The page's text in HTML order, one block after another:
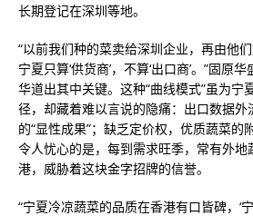
长期登记在深圳等地。
“以前我们种的菜卖给深圳企业，再由他
宁夏只算‘供货商’，不算‘出口商’。”固原
华道出其中关键。这种“曲线模式”虽为宁
径，却藏着难以言说的隐痛：出口数据
的“显性成果”；缺乏定价权，优质蔬菜的
令人忧心的是，每到需求旺季，常有外地
港，威胁着这块金字招牌的信誉。
“宁夏冷凉蔬菜的品质在香港有口皆碑，‘